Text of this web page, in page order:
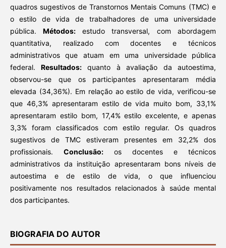
quadros sugestivos de Transtornos Mentais Comuns (TMC) e
o estilo de vida de trabalhadores de uma universidade
pública.Métodos: estudo transversal, com abordagem
quantitativa, realizado com docentes e técnicos
administrativos que atuam em uma universidade pública
federal.Resultados: quanto à avaliação da autoestima,
observou-se que os participantes apresentaram média
elevada (34,36%). Em relação ao estilo de vida, verificou-se
que 46,3% apresentaram estilo de vida muito bom, 33,1%
apresentaram estilo bom, 17,4% estilo excelente, e apenas
3,3% foram classificados com estilo regular. Os quadros
sugestivos de TMC estiveram presentes em 32,2% dos
profissionais. Conclusão:os docentes e técnicos
administrativos da instituição apresentaram bons níveis de
autoestima e de estilo de vida, o que influenciou
positivamente nos resultados relacionados à saúde mental
dos participantes.
BIOGRAFIA DO AUTOR